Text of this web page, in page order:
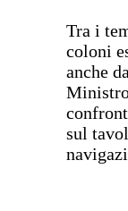
Tra i
coloni
anche
sul